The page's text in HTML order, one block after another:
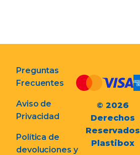
Preguntas
Frecuentes
Aviso de
Privacidad
Política de
devoluciones y
© 2026
Derechos
Reservados
Plastibox